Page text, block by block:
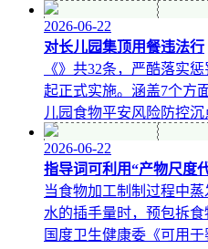
2026-06-22
对长儿园集顶用餐违法行
《》共32条，严酷落实
起正式实施。涵盖7个方
儿园食物平安风险防控
2026-06-22
指导词可利用“产物尺度
当食物加工制制过程中
水的插手量时，预包拆
国度卫生健康委《可用